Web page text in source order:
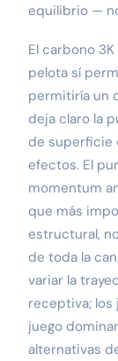
equilibrio —
El carbono
pelota sí
permitiría un
deja claro la
de superficie
efectos. El
momentum
que más
estructural,
de toda la
variar la
receptiva;
juego
alternativas